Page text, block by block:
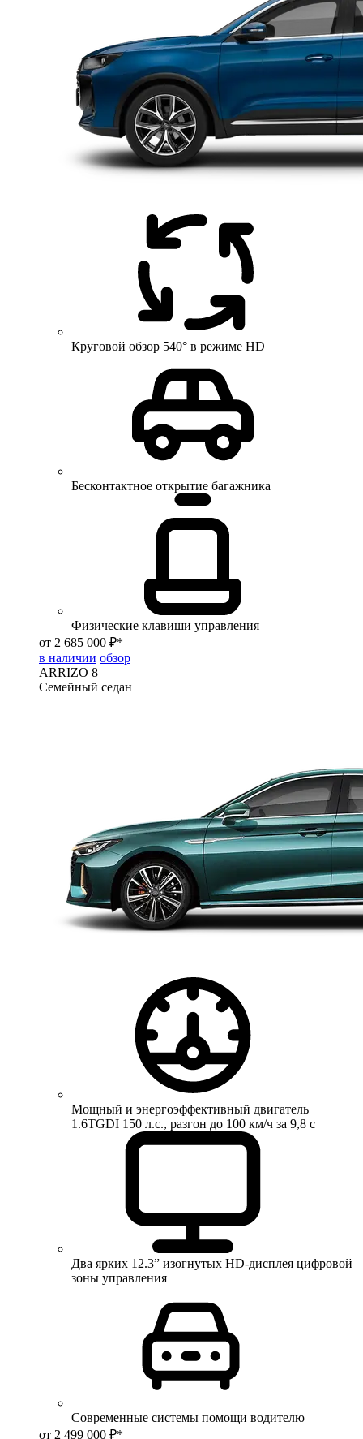
Круговой обзор 540° в режиме HD
Бесконтактное открытие багажника
Физические клавиши управления
от 2 685 000 ₽*
в наличии обзор
ARRIZO 8
Семейный седан
Мощный и энергоэффективный двигатель
1.6TGDI 150 л.с., разгон до 100 км/ч за 9,8 с
Два ярких 12.3” изогнутых HD-дисплея цифровой
зоны управления
Современные системы помощи водителю
от 2 499 000 ₽*